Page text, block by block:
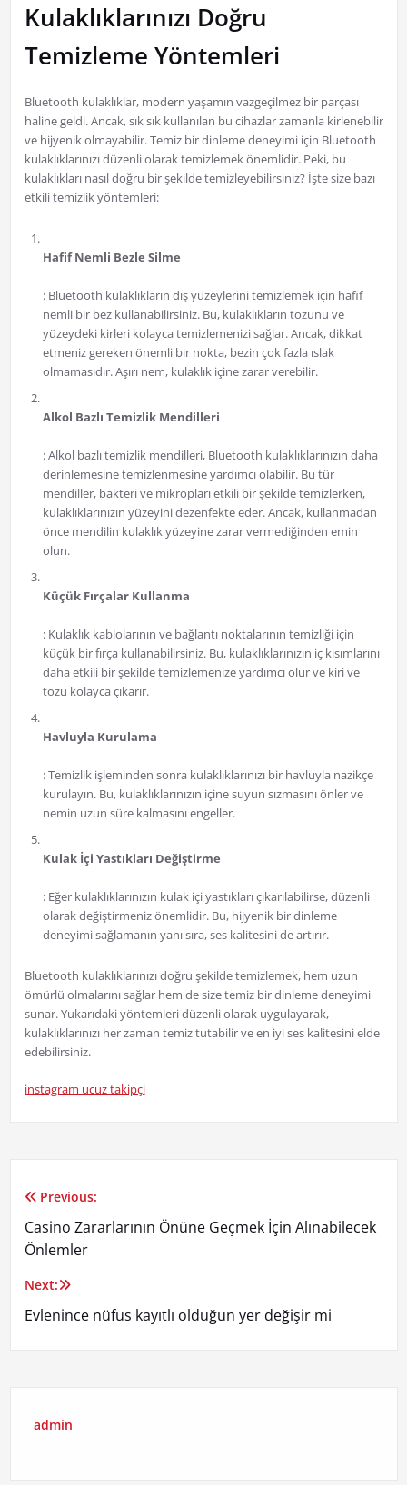
Kulaklıklarınızı Doğru
Temizleme Yöntemleri
Bluetooth kulaklıklar, modern yaşamın vazgeçilmez bir parçası
haline geldi. Ancak, sık sık kullanılan bu cihazlar zamanla kirlenebilir
ve hijyenik olmayabilir. Temiz bir dinleme deneyimi için Bluetooth
kulaklıklarınızı düzenli olarak temizlemek önemlidir. Peki, bu
kulaklıkları nasıl doğru bir şekilde temizleyebilirsiniz? İşte size bazı
etkili temizlik yöntemleri:
Hafif Nemli Bezle Silme
: Bluetooth kulaklıkların dış yüzeylerini temizlemek için hafif
nemli bir bez kullanabilirsiniz. Bu, kulaklıkların tozunu ve
yüzeydeki kirleri kolayca temizlemenizi sağlar. Ancak, dikkat
etmeniz gereken önemli bir nokta, bezin çok fazla ıslak
olmamasıdır. Aşırı nem, kulaklık içine zarar verebilir.
Alkol Bazlı Temizlik Mendilleri
: Alkol bazlı temizlik mendilleri, Bluetooth kulaklıklarınızın daha
derinlemesine temizlenmesine yardımcı olabilir. Bu tür
mendiller, bakteri ve mikropları etkili bir şekilde temizlerken,
kulaklıklarınızın yüzeyini dezenfekte eder. Ancak, kullanmadan
önce mendilin kulaklık yüzeyine zarar vermediğinden emin
olun.
Küçük Fırçalar Kullanma
: Kulaklık kablolarının ve bağlantı noktalarının temizliği için
küçük bir fırça kullanabilirsiniz. Bu, kulaklıklarınızın iç kısımlarını
daha etkili bir şekilde temizlemenize yardımcı olur ve kiri ve
tozu kolayca çıkarır.
Havluyla Kurulama
: Temizlik işleminden sonra kulaklıklarınızı bir havluyla nazikçe
kurulayın. Bu, kulaklıklarınızın içine suyun sızmasını önler ve
nemin uzun süre kalmasını engeller.
Kulak İçi Yastıkları Değiştirme
: Eğer kulaklıklarınızın kulak içi yastıkları çıkarılabilirse, düzenli
olarak değiştirmeniz önemlidir. Bu, hijyenik bir dinleme
deneyimi sağlamanın yanı sıra, ses kalitesini de artırır.
Bluetooth kulaklıklarınızı doğru şekilde temizlemek, hem uzun
ömürlü olmalarını sağlar hem de size temiz bir dinleme deneyimi
sunar. Yukarıdaki yöntemleri düzenli olarak uygulayarak,
kulaklıklarınızı her zaman temiz tutabilir ve en iyi ses kalitesini elde
edebilirsiniz.
instagram ucuz takipçi
Yazı
gezinmesi
Previous:
Casino Zararlarının Önüne Geçmek İçin Alınabilecek
Önlemler
Next:
Evlenince nüfus kayıtlı olduğun yer değişir mi
admin